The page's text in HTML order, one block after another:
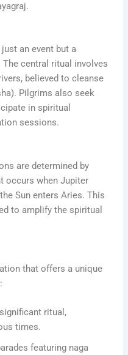
an event but a
central ritual involves
believed to cleanse
Pilgrims also seek
in spiritual
sessions.
are determined by
occurs when Jupiter
Sun enters Aries. This
to amplify the spiritual
that offers a unique
ritual,
times.
featuring naga